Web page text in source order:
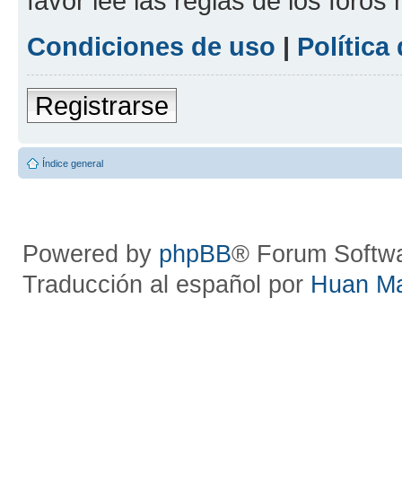
Condiciones de uso | Política
Registrarse
Índice general
Powered by phpBB® Forum
Traducción al español por Huan